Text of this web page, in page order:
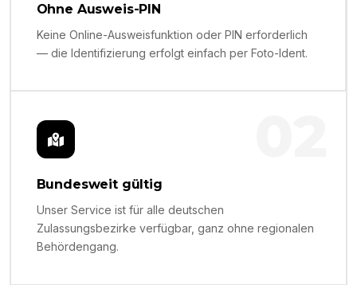
Ohne Ausweis-PIN
Keine Online-Ausweisfunktion oder PIN erforderlich
— die Identifizierung erfolgt einfach per Foto-Ident.
Bundesweit gültig
Unser Service ist für alle deutschen
Zulassungsbezirke verfügbar, ganz ohne regionalen
Behördengang.